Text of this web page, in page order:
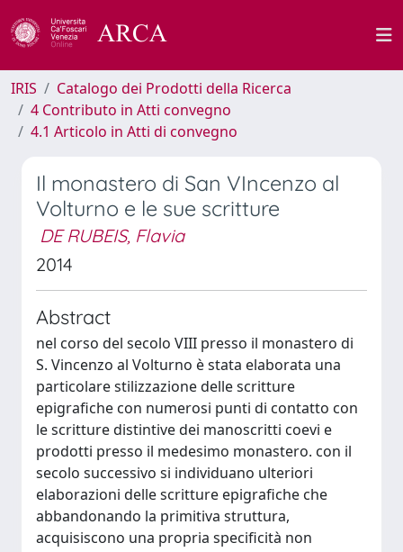
IRIS
Catalogo dei Prodotti della Ricerca
4 Contributo in Atti convegno
4.1 Articolo in Atti di convegno
Il monastero di San VIncenzo al
Volturno e le sue scritture
DE RUBEIS, Flavia
2014
Abstract
nel corso del secolo VIII presso il monastero di
S. Vincenzo al Volturno è stata elaborata una
particolare stilizzazione delle scritture
epigrafiche con numerosi punti di contatto con
le scritture distintive dei manoscritti coevi e
prodotti presso il medesimo monastero. con il
secolo successivo si individuano ulteriori
elaborazioni delle scritture epigrafiche che
abbandonando la primitiva struttura,
acquisiscono una propria specificità non